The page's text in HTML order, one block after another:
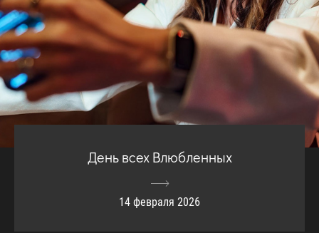
День всех Влюбленных
14 февраля 2026